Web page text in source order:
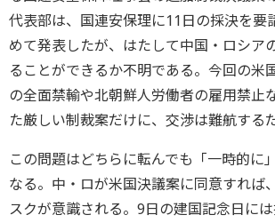
代表部は、国連安保理に11日の採決を要
めて発表したが、はたして中国・ロシア
ることができるか不明である。今回の米
の全面禁輸や北朝鮮人労働者の雇用禁止
た厳しい制裁案だけに、交渉は難航するだ
この問題はどちらに転んでも「一時的に
なる。中・ロが米国決議案に同意すれば
スクが意識される。9日の建国記念日に